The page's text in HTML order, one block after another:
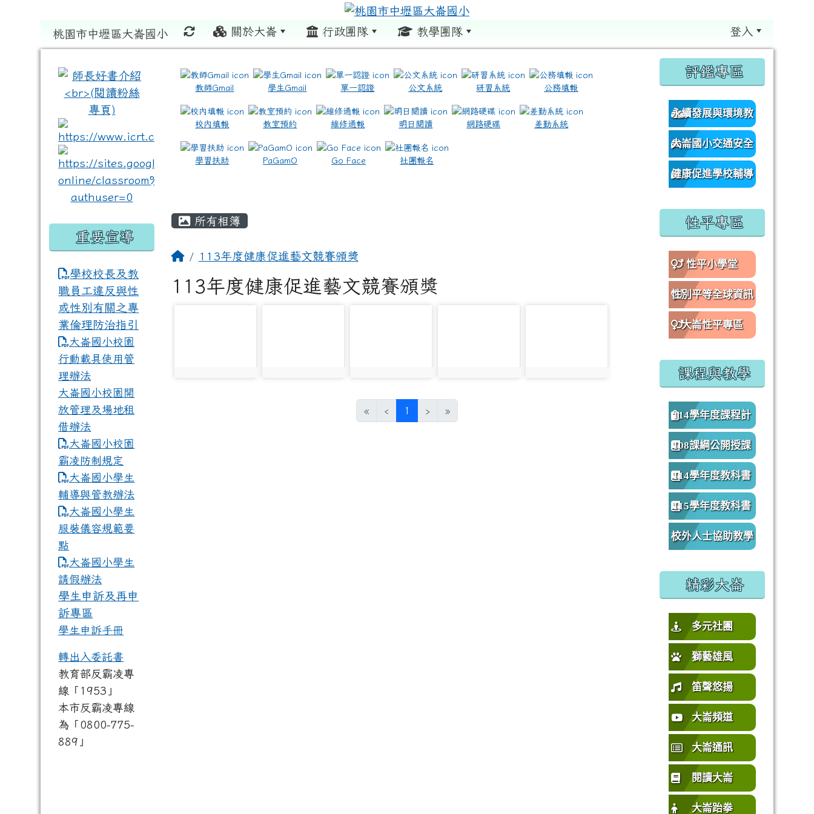
桃園市中壢區大崙國小 關於大崙 行政團隊 教學團隊 登入
教師Gmail 學生Gmail 單一認證 公文系統 研習系統 公務填報
校內填報 教室預約 維修通報 明日閱讀 網路硬碟 差勤系統
學習扶助 PaGamO Go Face 社團報名
所有相簿
113年度健康促進藝文競賽頒獎
113年度健康促進藝文競賽頒獎
« ‹ 1 (current)
› »
link to https://www.icrt.com.tw/ \ title=https://www.icrt.com.tw/
link to https://sites.google.com/m2.dles.tyc.edu.tw/learning-online/classroom%E9%80%A3%E7%B5%90?authuser=0 \
重要宣導
學校校長及教
職員工違反與性
或性別有關之專
業倫理防治指引
大崙國小校園
行動載具使用管
理辦法
大崙國小校園開
放管理及場地租
借辦法
大崙國小校園
霸凌防制規定
大崙國小學生
輔導與管教辦法
大崙國小學生
服裝儀容規範要
點
link to https://www.dles.tyc.edu.tw/uploads/tad_blocks/file/
大崙國小學生
請假辦法
學生申訴及再申
訴專區
學生申訴手冊
轉出入委託書
教育部反霸凌專
線「1953」
本市反霸凌專線
為「0800-775-
889」
:::
評鑑專區
永續發展與環境教
育資源網
大崙國小交通安全
網
健康促進學校輔導
性平專區
性平小學堂
性別平等全球資訊
網
大崙性平專區
課程與教學
114學年度課程計
畫
108課綱公開授課
專區
114學年度教科書
版本
115學年度教科書
版本
校外人士協助教學
精彩大崙
多元社團
獅藝雄風
笛聲悠揚
大崙頻道
大崙通訊
閱讀大崙
大崙跆拳